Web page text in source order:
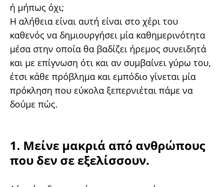
ή μήπως όχι;
Η αλήθεια είναι αυτή είναι στο χέρι του
καθενός να δημιουργήσει μία καθημερινότητα
μέσα στην οποία θα βαδίζει ήρεμος συνειδητά
και με επίγνωση ότι και αν συμβαίνει γύρω του,
έτσι κάθε πρόβλημα και εμπόδιο γίνεται μία
πρόκληση που εύκολα ξεπερνιέται πάμε να
δούμε πώς.
1. Μείνε μακριά από ανθρώπους
που δεν σε εξελίσσουν.